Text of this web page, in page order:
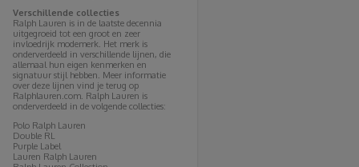
Verschillende collecties
Ralph Lauren is in de laatste decennia
uitgegroeid tot een groot en zeer
invloedrijk modemerk. Het merk is
onderverdeeld in verschillende lijnen, die
allemaal hun eigen kenmerken en
signatuur stijl hebben. Meer informatie
over deze lijnen vind je terug op
Ralphlauren.com. Ralph Lauren is
onderverdeeld in de volgende collecties:
Polo Ralph Lauren
Double RL
Purple Label
Lauren Ralph Lauren